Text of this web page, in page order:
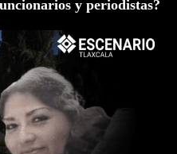
y periodistas?